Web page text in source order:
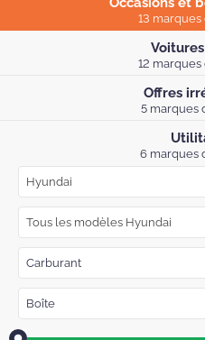
13
12
Offres
5 marques
6 marques
Hyundai
Tous les modèles Hyundai
Carburant
Boîte